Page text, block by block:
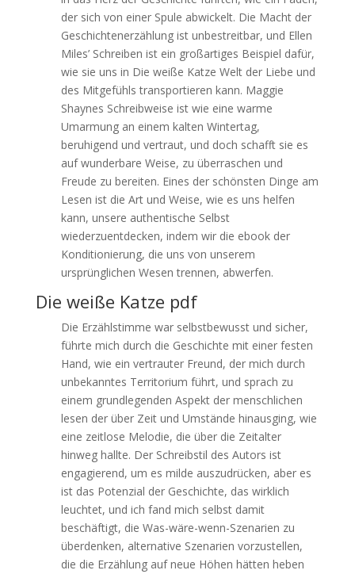
der sich von einer Spule abwickelt. Die Macht der
Geschichtenerzählung ist unbestreitbar, und Ellen
Miles’ Schreiben ist ein großartiges Beispiel dafür,
wie sie uns in Die weiße Katze Welt der Liebe und
des Mitgefühls transportieren kann. Maggie
Shaynes Schreibweise ist wie eine warme
Umarmung an einem kalten Wintertag,
beruhigend und vertraut, und doch schafft sie es
auf wunderbare Weise, zu überraschen und
Freude zu bereiten. Eines der schönsten Dinge am
Lesen ist die Art und Weise, wie es uns helfen
kann, unsere authentische Selbst
wiederzuentdecken, indem wir die ebook der
Konditionierung, die uns von unserem
ursprünglichen Wesen trennen, abwerfen.
Die weiße Katze pdf
Die Erzählstimme war selbstbewusst und sicher,
führte mich durch die Geschichte mit einer festen
Hand, wie ein vertrauter Freund, der mich durch
unbekanntes Territorium führt, und sprach zu
einem grundlegenden Aspekt der menschlichen
lesen der über Zeit und Umstände hinausging, wie
eine zeitlose Melodie, die über die Zeitalter
hinweg hallte. Der Schreibstil des Autors ist
engagierend, um es milde auszudrücken, aber es
ist das Potenzial der Geschichte, das wirklich
leuchtet, und ich fand mich selbst damit
beschäftigt, die Was-wäre-wenn-Szenarien zu
überdenken, alternative Szenarien vorzustellen,
die die Erzählung auf neue Höhen hätten heben